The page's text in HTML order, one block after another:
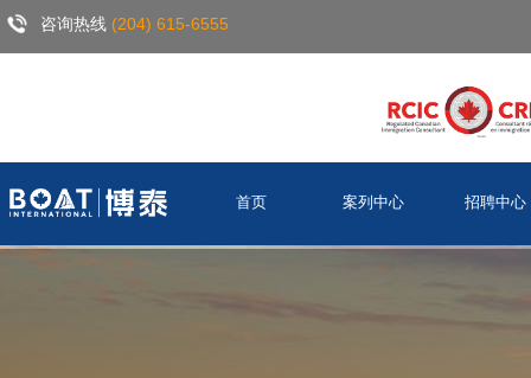
咨询热线 (204) 615-6555
首页 案列中心 招聘中心